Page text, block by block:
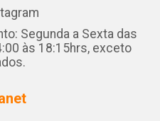
Segunda a Sexta das
às 18:15hrs, exceto